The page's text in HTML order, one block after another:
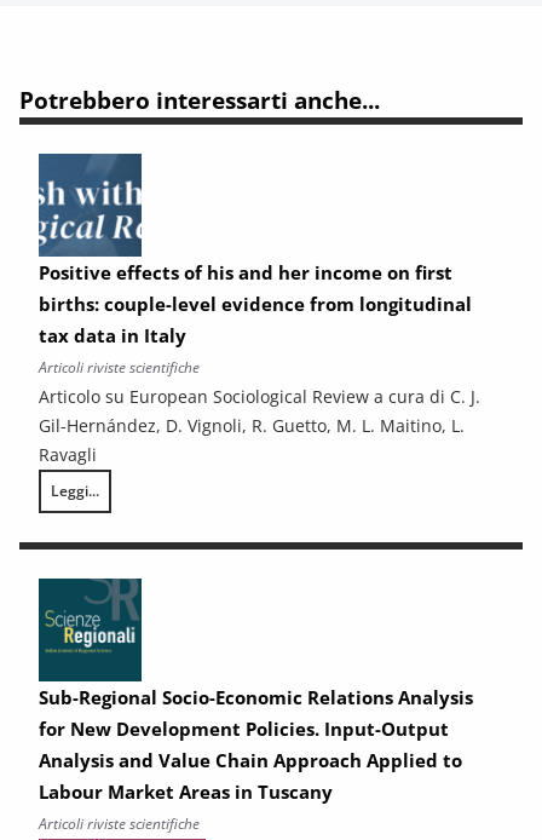
Potrebbero interessarti anche...
Positive effects of his and her income on first
births: couple-level evidence from longitudinal
tax data in Italy
Articoli riviste scientifiche
Articolo su European Sociological Review a cura di C. J.
Gil-Hernández, D. Vignoli, R. Guetto, M. L. Maitino, L.
Ravagli
Leggi...
Positive effects of his and her income on first births: couple-level
Sub-Regional Socio-Economic Relations Analysis
for New Development Policies. Input-Output
Analysis and Value Chain Approach Applied to
Labour Market Areas in Tuscany
Articoli riviste scientifiche